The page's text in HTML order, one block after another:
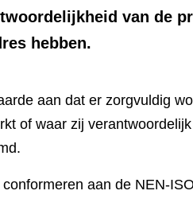
van de
hebben.
aan dat er zorgvuldig
of waar zij
aan de NEN-